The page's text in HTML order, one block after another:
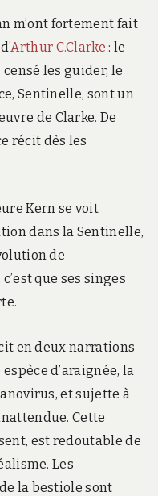
m’ont fortement fait
Arthur C.Clarke : le
les guider, le
Sentinelle, sont un
de Clarke. De
récit dès les
Kern se voit
dans la Sentinelle,
de
que ses singes
en deux narrations
d’araignée, la
et sujette à
Cette
est redoutable de
Les
la bestiole sont